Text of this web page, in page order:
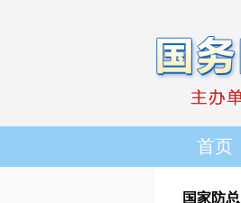
首页
国家防